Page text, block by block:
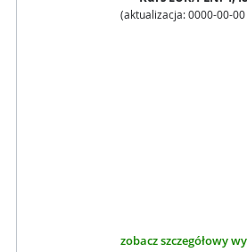
(aktualizacja: 0000-00-
zobacz szczegółowy